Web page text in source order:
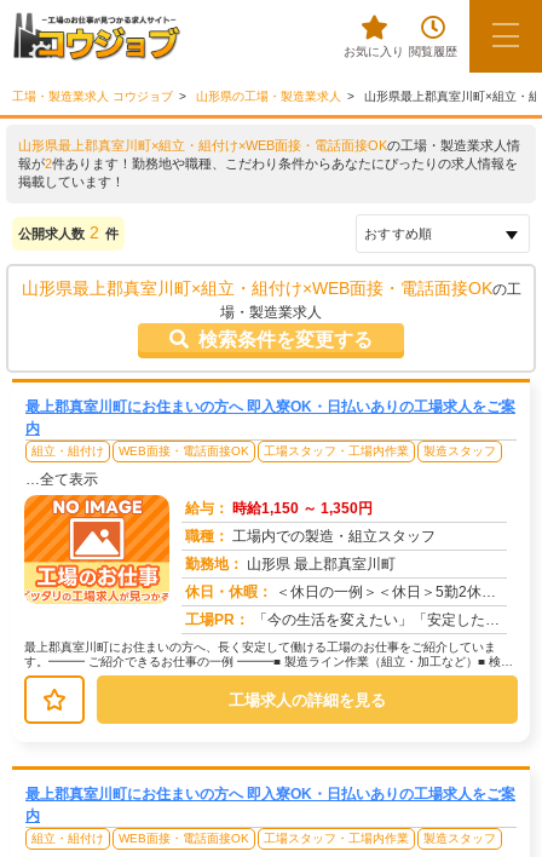
お気に入り 閲覧履歴
工場・製造業求人 コウジョブ 山形県の工場・製造業求人 山形県最上郡真室川町×組立・
山形県最上郡真室川町×組立・組付け×WEB面接・電話面接OKの工場・製造業求人情
報が2件あります！勤務地や職種、こだわり条件からあなたにぴったりの求人情報を
掲載しています！
公開求人数 2 件
山形県最上郡真室川町×組立・組付け×WEB面接・電話面接OKの工
場・製造業求人
検索条件を変更する
最上郡真室川町にお住まいの方へ 即入寮OK・日払いありの工場求人をご案
内
組立・組付け WEB面接・電話面接OK 工場スタッフ・工場内作業 製造スタッフ
…全て表示
給与： 時給1,150 ～ 1,350円
職種： 工場内での製造・組立スタッフ
勤務地： 山形県 最上郡真室川町
休日・休暇：
＜休日の一例＞＜休日＞5勤2休（工場カレンダーによる）★ＧＷ・夏季・年末年始休暇あり★有給休暇あり※配属先により休...
工場PR：
「今の生活を変えたい」「安定した収入がほしい」そんなあなたの想いに応えます。株式会社京栄センターは、工場・製造業に...
最上郡真室川町にお住まいの方へ、長く安定して働ける工場のお仕事をご紹介していま
す。━━━ ご紹介できるお仕事の一例 ━━━■ 製造ライン作業（組立・加工など）■ 検
査・検品（目視チェックなど）■...
工場求人の詳細を見る
最上郡真室川町にお住まいの方へ 即入寮OK・日払いありの工場求人をご案
内
組立・組付け WEB面接・電話面接OK 工場スタッフ・工場内作業 製造スタッフ